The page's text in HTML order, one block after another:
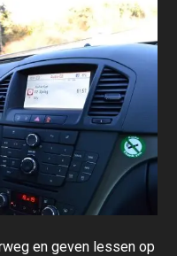
en geven lessen op